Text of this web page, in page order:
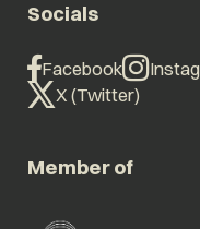
Socials
Facebook
X (Twitter)
Member of